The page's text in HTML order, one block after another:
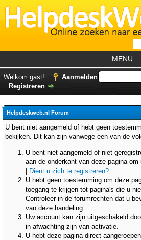
MENU
Helpdesks
Forum
Welkom gast!
Aanmelden
Registreren
Helpdeskweb.nl Forum
U bent niet aangemeld of hebt geen
bekijken. Dit kan zijn vanwege een van de
U bent niet aangemeld of niet
aan de onderkant van deze pagina om
Dient u zich te registreren?
U hebt geen toestemming om deze
toegang te krijgen tot pagina's die u
Controleer in de forumrechten dat u
van deze handeling.
Uw account kan zijn uitgeschakeld
in afwachting zijn van activatie.
U hebt deze pagina direct